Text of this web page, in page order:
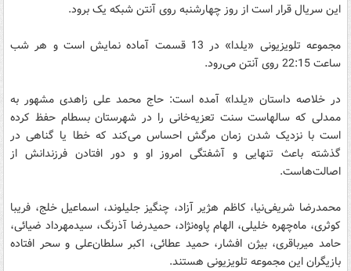
این سریال قرار است از روز چهارشنبه روی آنتن شبکه یک برود.
مجموعه تلویزیونی «یلدا» در 13 قسمت آماده نمایش است و هر شب
ساعت 22:15 روی آنتن می‌رود.
در خلاصه داستان «یلدا» آمده است: حاج محمد علی زاهدی مشهور به
ممدلی که سالهاست سنت تعزیه‌خانی را در شهرستان بسطام حفظ کرده
است با نزدیک شدن زمان مرگش احساس می‌کند که خطا یا گناهی در
گذشته باعث تنهایی و آشفتگی امروز او و دور افتادن فرزندانش از
اصالت‌هاست.
محمدرضا شریفی‌نیا، کاظم هژیر آزاد، چنگیز جلیلوند، اسماعیل خلج، فریبا
کوثری، ماه‌چهره خلیلی، الهام پاوه‌نژاد، حمیدرضا آذرنگ، سیدمهرداد ضیائی،
حامد میرباقری، بیژن افشار، حمید عطائی، اکبر سلطان‌علی و سحر افتاده
بازیگران این مجموعه تلویزیونی هستند.